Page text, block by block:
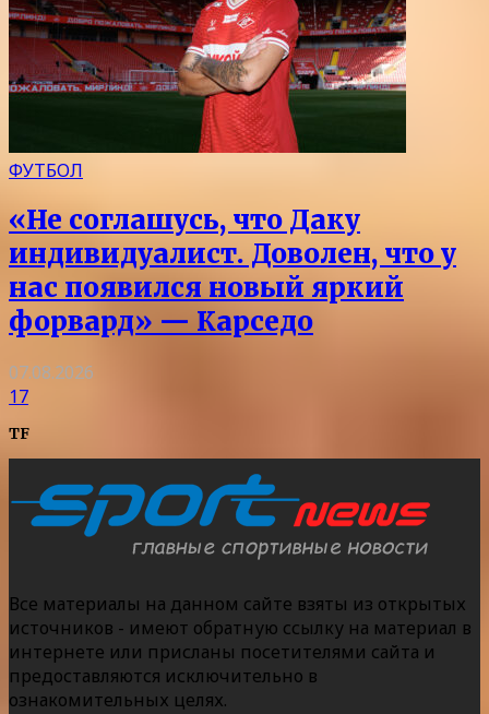
ФУТБОЛ
«Не соглашусь, что Даку
индивидуалист. Доволен, что у
нас появился новый яркий
форвард» — Карседо
07.08.2026
17
TF
Все материалы на данном сайте взяты из открытых
источников - имеют обратную ссылку на материал в
интернете или присланы посетителями сайта и
предоставляются исключительно в
ознакомительных целях.